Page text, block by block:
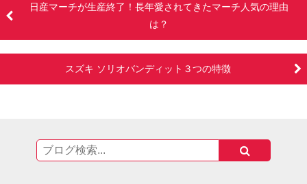
日産マーチが生産終了！長年愛されてきたマーチ人気の理由
は？
スズキ ソリオバンディット３つの特徴